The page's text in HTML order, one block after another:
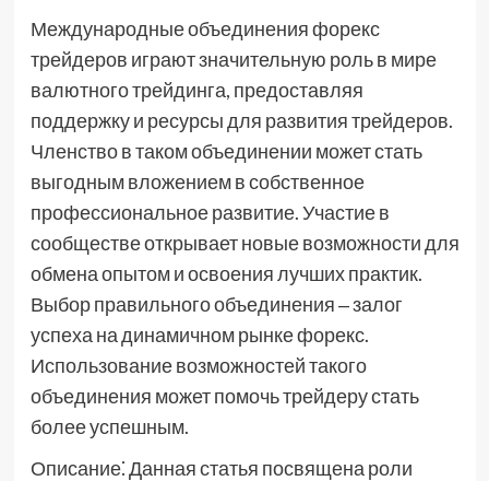
Международные объединения форекс
трейдеров играют значительную роль в мире
валютного трейдинга, предоставляя
поддержку и ресурсы для развития трейдеров.
Членство в таком объединении может стать
выгодным вложением в собственное
профессиональное развитие. Участие в
сообществе открывает новые возможности для
обмена опытом и освоения лучших практик.
Выбор правильного объединения ‒ залог
успеха на динамичном рынке форекс.
Использование возможностей такого
объединения может помочь трейдеру стать
более успешным.
Описание⁚ Данная статья посвящена роли